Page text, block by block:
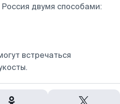
двумя способами:
встречаться